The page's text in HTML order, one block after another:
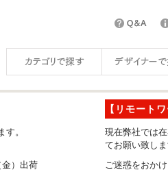
。
）出荷
【リモート
現在弊社では
てお願い致しま
ご迷惑をおか